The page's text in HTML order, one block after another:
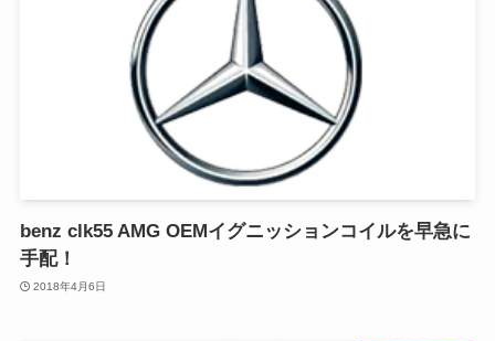
benz clk55 AMG OEMイグニッションコイルを早急に
手配！
2018年4月6日